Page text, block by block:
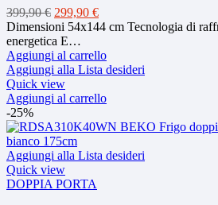
399,90€ Il
prezzo
originale
era:
399,90 €.
299,90 €Il
prezzo
è:
299,90 €.
Dimensioni 54x144 cm Tecnologia di
energetica E…
Aggiungi al carrello
Aggiungi alla Lista desideri
Quick view
Aggiungi al carrello
-25%
Aggiungi alla Lista desideri
Quick view
DOPPIA PORTA